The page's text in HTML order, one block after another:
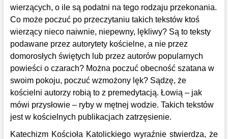
wierzących, o ile są podatni na tego rodzaju przekonania.
Co może poczuć po przeczytaniu takich tekstów ktoś
wierzący nieco naiwnie, niepewny, lękliwy? Są to teksty
podawane przez autorytety kościelne, a nie przez
domorosłych świętych lub przez autorów popularnych
powieści o czarach? Można poczuć obecność szatana w
swoim pokoju, poczuć wzmożony lęk? Sądzę, że
kościelni autorzy robią to z premedytacją. Łowią – jak
mówi przysłowie – ryby w mętnej wodzie. Takich tekstów
jest w kościelnych publikacjach zatrzęsienie.
Katechizm Kościoła Katolickiego wyraźnie stwierdza, że